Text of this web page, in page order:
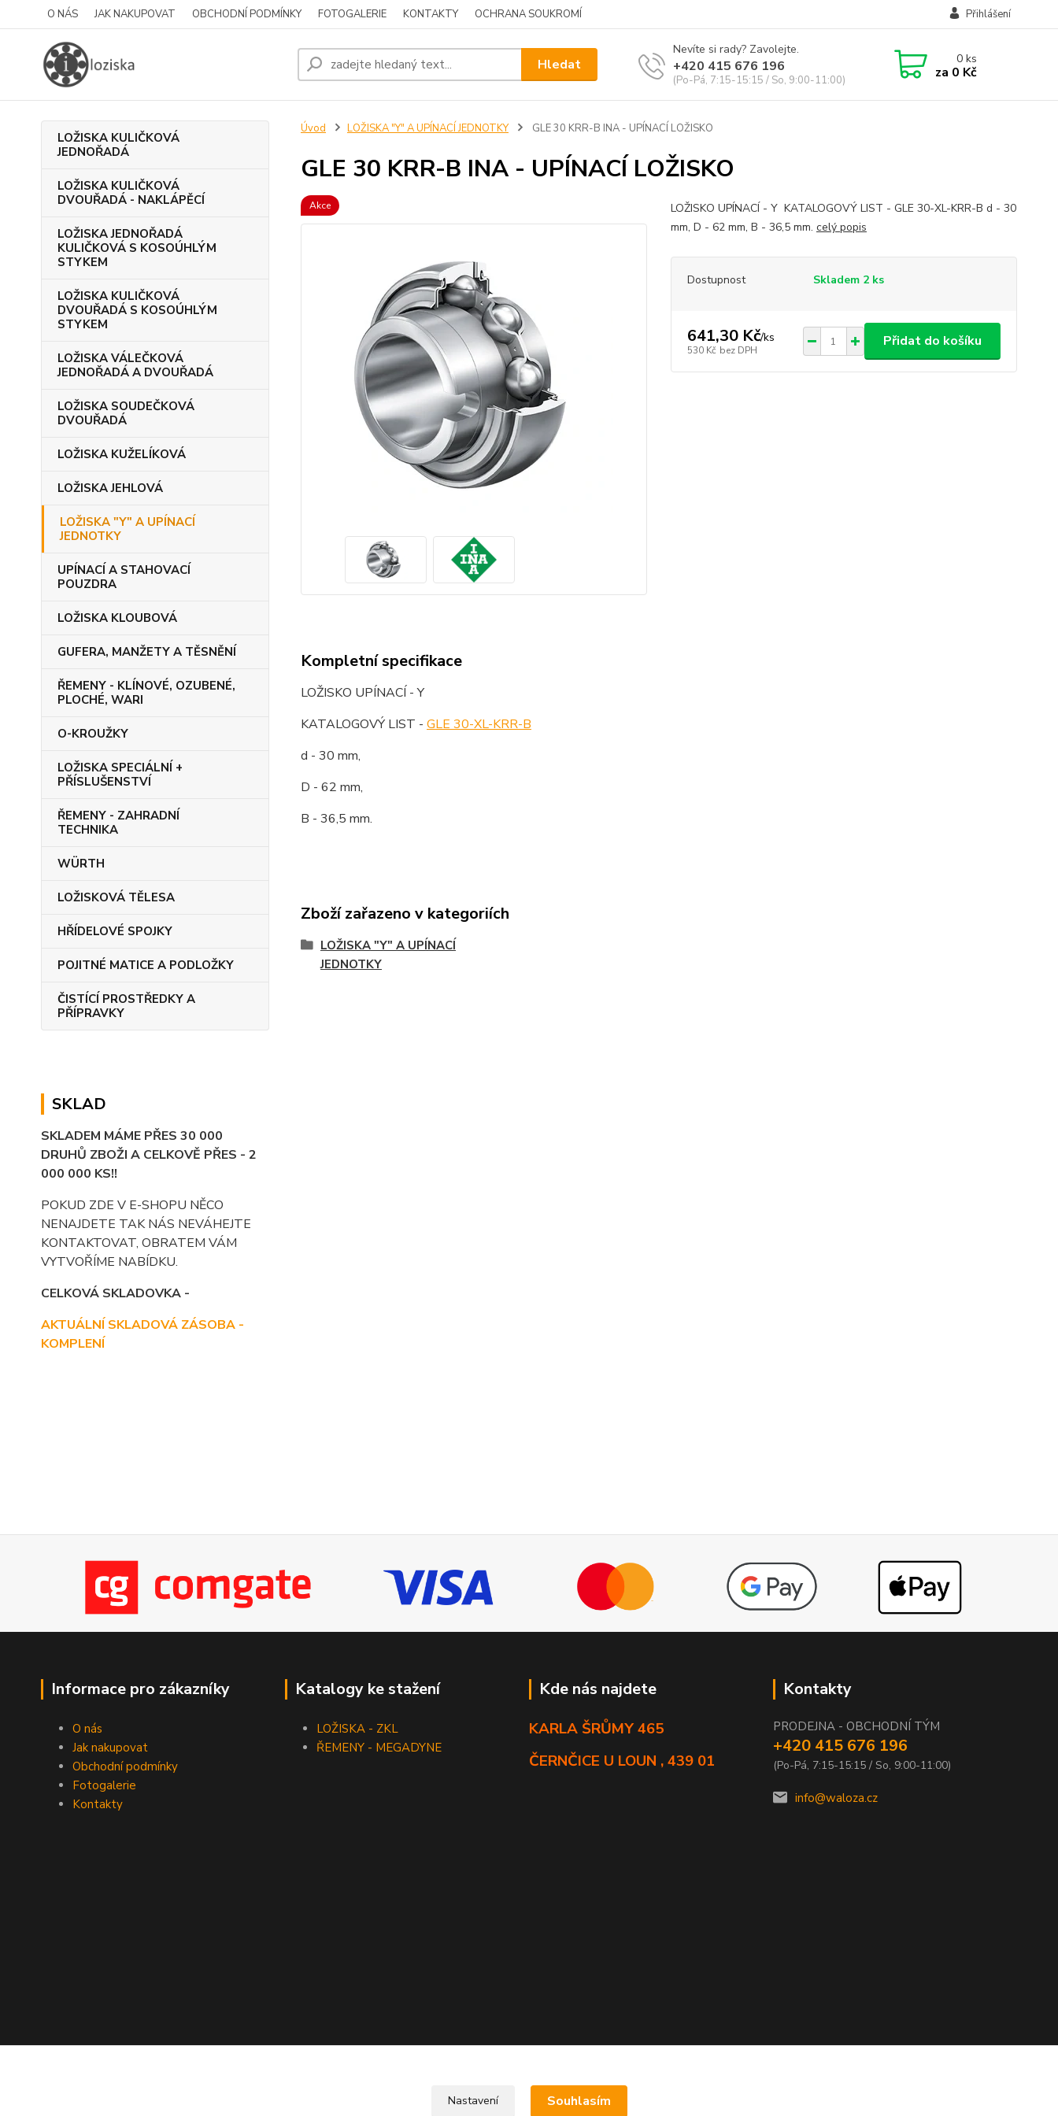
O NÁS JAK NAKUPOVAT OBCHODNÍ PODMÍNKY FOTOGALERIE KONTAKTY OCHRANA SOUKROMÍ Přihlášení
Hledat
Nevíte si rady? Zavolejte.
+420 415 676 196
(Po-Pá, 7:15-15:15 / So, 9:00-11:00)
0ks
za 0 Kč
LOŽISKA KULIČKOVÁ
JEDNOŘADÁ
LOŽISKA KULIČKOVÁ
DVOUŘADÁ - NAKLÁPĚCÍ
LOŽISKA JEDNOŘADÁ
KULIČKOVÁ S KOSOÚHLÝM
STYKEM
LOŽISKA KULIČKOVÁ
DVOUŘADÁ S KOSOÚHLÝM
STYKEM
LOŽISKA VÁLEČKOVÁ
JEDNOŘADÁ A DVOUŘADÁ
LOŽISKA SOUDEČKOVÁ
DVOUŘADÁ
LOŽISKA KUŽELÍKOVÁ
LOŽISKA JEHLOVÁ
LOŽISKA "Y" A UPÍNACÍ
JEDNOTKY
UPÍNACÍ A STAHOVACÍ
POUZDRA
LOŽISKA KLOUBOVÁ
GUFERA, MANŽETY A TĚSNĚNÍ
ŘEMENY - KLÍNOVÉ, OZUBENÉ,
PLOCHÉ, WARI
O-KROUŽKY
LOŽISKA SPECIÁLNÍ +
PŘÍSLUŠENSTVÍ
ŘEMENY - ZAHRADNÍ
TECHNIKA
WÜRTH
LOŽISKOVÁ TĚLESA
HŘÍDELOVÉ SPOJKY
POJITNÉ MATICE A PODLOŽKY
ČISTÍCÍ PROSTŘEDKY A
PŘÍPRAVKY
SKLAD
SKLADEM MÁME PŘES 30 000
DRUHŮ ZBOŽI A CELKOVĚ PŘES - 2
000 000 KS!!
POKUD ZDE V E-SHOPU NĚCO
NENAJDETE TAK NÁS NEVÁHEJTE
KONTAKTOVAT, OBRATEM VÁM
VYTVOŘÍME NABÍDKU.
CELKOVÁ SKLADOVKA -
AKTUÁLNÍ SKLADOVÁ ZÁSOBA -
KOMPLENÍ
Úvod LOŽISKA "Y" A UPÍNACÍ JEDNOTKY GLE 30 KRR-B INA - UPÍNACÍ LOŽISKO
GLE 30 KRR-B INA - UPÍNACÍ LOŽISKO
Akce
LOŽISKO UPÍNACÍ - Y KATALOGOVÝ LIST - GLE 30-XL-KRR-B d - 30
mm, D - 62 mm, B - 36,5 mm. celý popis
Dostupnost Skladem 2 ks
641,30 Kč/ks
530 Kč bez DPH
Přidat do košíku
Kompletní specifikace
LOŽISKO UPÍNACÍ - Y
KATALOGOVÝ LIST - GLE 30-XL-KRR-B
d - 30 mm,
D - 62 mm,
B - 36,5 mm.
Zboží zařazeno v kategoriích
LOŽISKA "Y" A UPÍNACÍ
JEDNOTKY
Informace pro zákazníky
O nás
Jak nakupovat
Obchodní podmínky
Fotogalerie
Kontakty
Katalogy ke stažení
LOŽISKA - ZKL
ŘEMENY - MEGADYNE
Kde nás najdete
KARLA ŠRŮMY 465
ČERNČICE U LOUN , 439 01
Kontakty
PRODEJNA - OBCHODNÍ TÝM
+420 415 676 196
(Po-Pá, 7:15-15:15 / So, 9:00-11:00)
info@waloza.cz
Nastavení Souhlasím